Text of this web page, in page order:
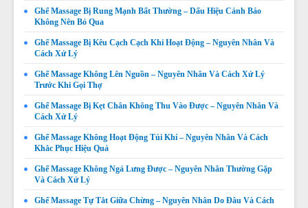
Ghế Massage Bị Rung Mạnh Bất Thường – Dấu Hiệu Cảnh Báo
Không Nên Bỏ Qua
Ghế Massage Bị Kêu Cạch Cạch Khi Hoạt Động – Nguyên Nhân Và
Cách Xử Lý
Ghế Massage Không Lên Nguồn – Nguyên Nhân Và Cách Xử Lý
Trước Khi Gọi Thợ
Ghế Massage Bị Kẹt Chân Không Thu Vào Được – Nguyên Nhân Và
Cách Xử Lý
Ghế Massage Không Hoạt Động Túi Khí – Nguyên Nhân Và Cách
Khắc Phục Hiệu Quả
Ghế Massage Không Ngả Lưng Được – Nguyên Nhân Thường Gặp
Và Cách Xử Lý
Ghế Massage Tự Tắt Giữa Chừng – Nguyên Nhân Do Đâu Và Cách
Ghế Massage Không Quét Body Được – Nguyên Nhân,
Dấu Hiệu Và Cách Khắc Phục
Chi tiết